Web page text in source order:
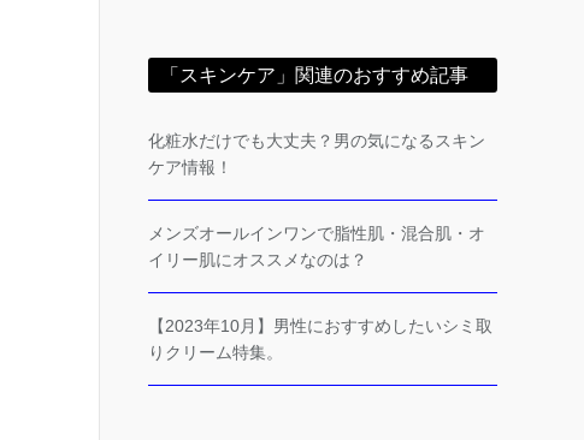
「スキンケア」関連のおすすめ記事
化粧水だけでも大丈夫？男の気になるスキン
ケア情報！
メンズオールインワンで脂性肌・混合肌・オ
イリー肌にオススメなのは？
【2023年10月】男性におすすめしたいシミ取
りクリーム特集。